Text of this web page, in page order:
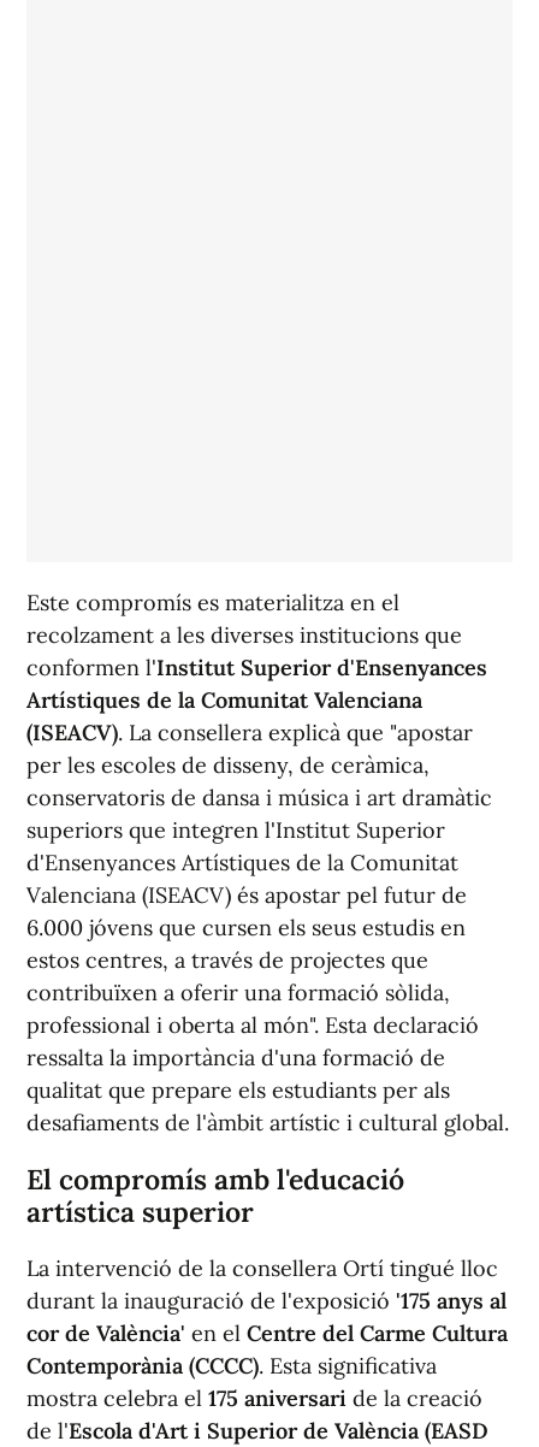
Este compromís es materialitza en el
recolzament a les diverses institucions que
conformen l'Institut Superior d'Ensenyances
Artístiques de la Comunitat Valenciana
(ISEACV). La consellera explicà que "apostar
per les escoles de disseny, de ceràmica,
conservatoris de dansa i música i art dramàtic
superiors que integren l'Institut Superior
d'Ensenyances Artístiques de la Comunitat
Valenciana (ISEACV) és apostar pel futur de
6.000 jóvens que cursen els seus estudis en
estos centres, a través de projectes que
contribuïxen a oferir una formació sòlida,
professional i oberta al món". Esta declaració
ressalta la importància d'una formació de
qualitat que prepare els estudiants per als
desafiaments de l'àmbit artístic i cultural global.
El compromís amb l'educació
artística superior
La intervenció de la consellera Ortí tingué lloc
durant la inauguració de l'exposició '175 anys al
cor de València' en el Centre del Carme Cultura
Contemporània (CCCC). Esta significativa
mostra celebra el 175 aniversari de la creació
de l'Escola d'Art i Superior de València (EASD